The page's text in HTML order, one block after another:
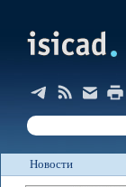
Новости